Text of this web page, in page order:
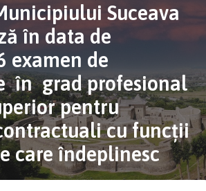
Suceava
în data de
examen de
în grad profesional
pentru
cu funcții
care îndeplinesc